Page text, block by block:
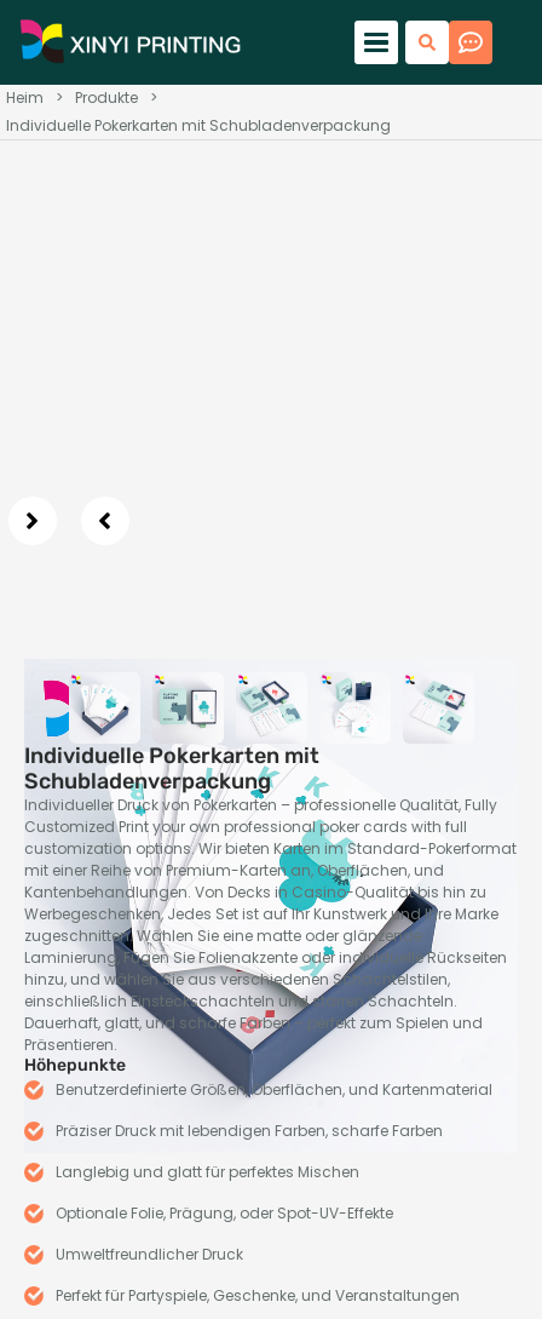
Heim > Produkte
>
Individuelle Pokerkarten mit Schubladenverpackung
Individuelle Pokerkarten mit
Schubladenverpackung
Individueller Druck von Pokerkarten – professionelle Qualität, Fully
Customized Print your own professional poker cards with full
customization options. Wir bieten Karten im Standard-Pokerformat
mit einer Reihe von Premium-Karten an, Oberflächen, und
Kantenbehandlungen. Von Decks in Casino-Qualität bis hin zu
Werbegeschenken, Jedes Set ist auf Ihr Kunstwerk und Ihre Marke
zugeschnitten. Wählen Sie eine matte oder glänzende
Laminierung, Fügen Sie Folienakzente oder individuelle Rückseiten
hinzu, und wählen Sie aus verschiedenen Schachtelstilen,
einschließlich Einsteckschachteln und starren Schachteln.
Dauerhaft, glatt, und scharfe Farben – perfekt zum Spielen und
Präsentieren.
Höhepunkte
Benutzerdefinierte Größen, Oberflächen, und Kartenmaterial
Präziser Druck mit lebendigen Farben, scharfe Farben
Langlebig und glatt für perfektes Mischen
Optionale Folie, Prägung, oder Spot-UV-Effekte
Umweltfreundlicher Druck
Perfekt für Partyspiele, Geschenke, und Veranstaltungen